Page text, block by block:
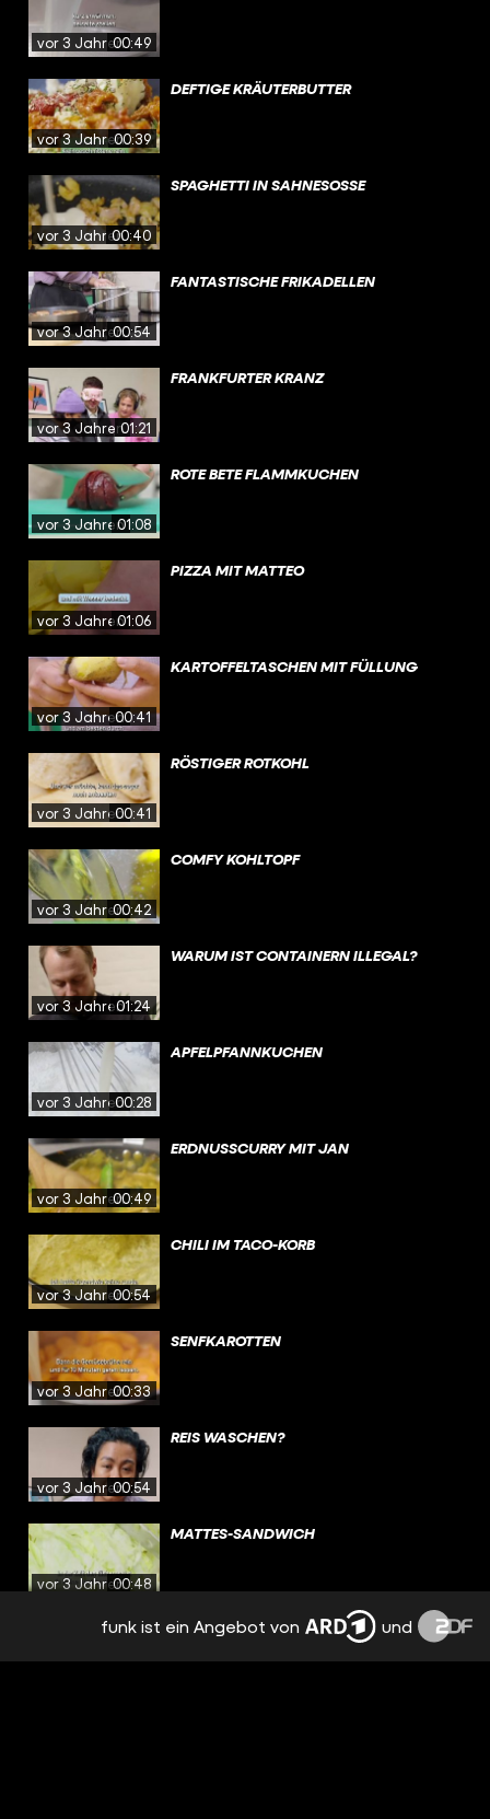
vor 3 Jahren00:49
vor 3 Jahren00:39
DEFTIGE KRÄUTERBUTTER
vor 3 Jahren00:40
SPAGHETTI IN SAHNESOSSE
vor 3 Jahren00:54
FANTASTISCHE FRIKADELLEN
vor 3 Jahren01:21
FRANKFURTER KRANZ
vor 3 Jahren01:08
ROTE BETE FLAMMKUCHEN
vor 3 Jahren01:06
PIZZA MIT MATTEO
vor 3 Jahren00:41
KARTOFFELTASCHEN MIT FÜLLUNG
vor 3 Jahren00:41
RÖSTIGER ROTKOHL
vor 3 Jahren00:42
COMFY KOHLTOPF
vor 3 Jahren01:24
WARUM IST CONTAINERN ILLEGAL?
vor 3 Jahren00:28
APFELPFANNKUCHEN
vor 3 Jahren00:49
ERDNUSSCURRY MIT JAN
vor 3 Jahren00:54
CHILI IM TACO-KORB
vor 3 Jahren00:33
SENFKAROTTEN
vor 3 Jahren00:54
REIS WASCHEN?
vor 3 Jahren00:48
MATTES-SANDWICH
DEFTIGE SCHUPFNUDELN
funk ist ein Angebot von und